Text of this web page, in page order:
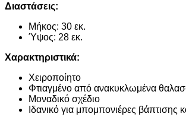
Διαστάσεις:
Μήκος: 30 εκ.
Ύψος: 28 εκ.
Χαρακτηριστικά:
Χειροποίητο
Φτιαγμένο από ανακυκλωμένα
Μοναδικό σχέδιο
Ιδανικό για μπομπονιέρες βάπτισης